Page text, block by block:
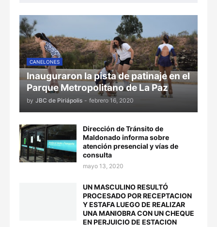
CANELONES
Inauguraron la pista de patinaje en el
Parque Metropolitano de La Paz
by JBC de Piriápolis - febrero 16, 2020
Dirección de Tránsito de
Maldonado informa sobre
atención presencial y vías de
consulta
mayo 13, 2020
UN MASCULINO RESULTÓ
PROCESADO POR RECEPTACION
Y ESTAFA LUEGO DE REALIZAR
UNA MANIOBRA CON UN CHEQUE
EN PERJUICIO DE ESTACION